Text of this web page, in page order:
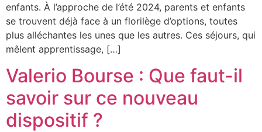
enfants. À l’approche de l’été 2024, parents et enfants
se trouvent déjà face à un florilège d’options, toutes
plus alléchantes les unes que les autres. Ces séjours, qui
mêlent apprentissage, […]
Valerio Bourse : Que faut-il
savoir sur ce nouveau
dispositif ?